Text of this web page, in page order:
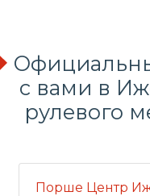
с вами в
рулевого
Порше Центр